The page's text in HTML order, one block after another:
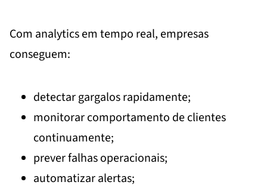
Com analytics em tempo real, empresas
conseguem:
detectar gargalos rapidamente;
monitorar comportamento de clientes
continuamente;
prever falhas operacionais;
automatizar alertas;